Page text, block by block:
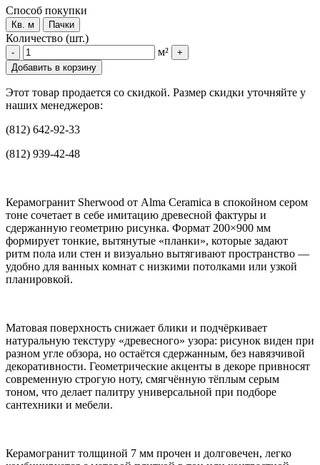
Способ покупки
Кв. м Пачки
Количество (шт.)
- м²
+
Добавить в корзину
Этот товар продается со скидкой. Размер скидки уточняйте у
наших менеджеров:
(812) 642-92-33
(812) 939-42-48
Керамогранит Sherwood от Alma Ceramica в спокойном сером
тоне сочетает в себе имитацию древесной фактуры и
сдержанную геометрию рисунка. Формат 200×900 мм
формирует тонкие, вытянутые «планки», которые задают
ритм пола или стен и визуально вытягивают пространство —
удобно для ванных комнат с низкими потолками или узкой
планировкой.
Матовая поверхность снижает блики и подчёркивает
натуральную текстуру «древесного» узора: рисунок виден при
разном угле обзора, но остаётся сдержанным, без навязчивой
декоративности. Геометрические акценты в декоре привносят
современную строгую ноту, смягчённую тёплым серым
тоном, что делает палитру универсальной при подборе
сантехники и мебели.
Керамогранит толщиной 7 мм прочен и долговечен, легко